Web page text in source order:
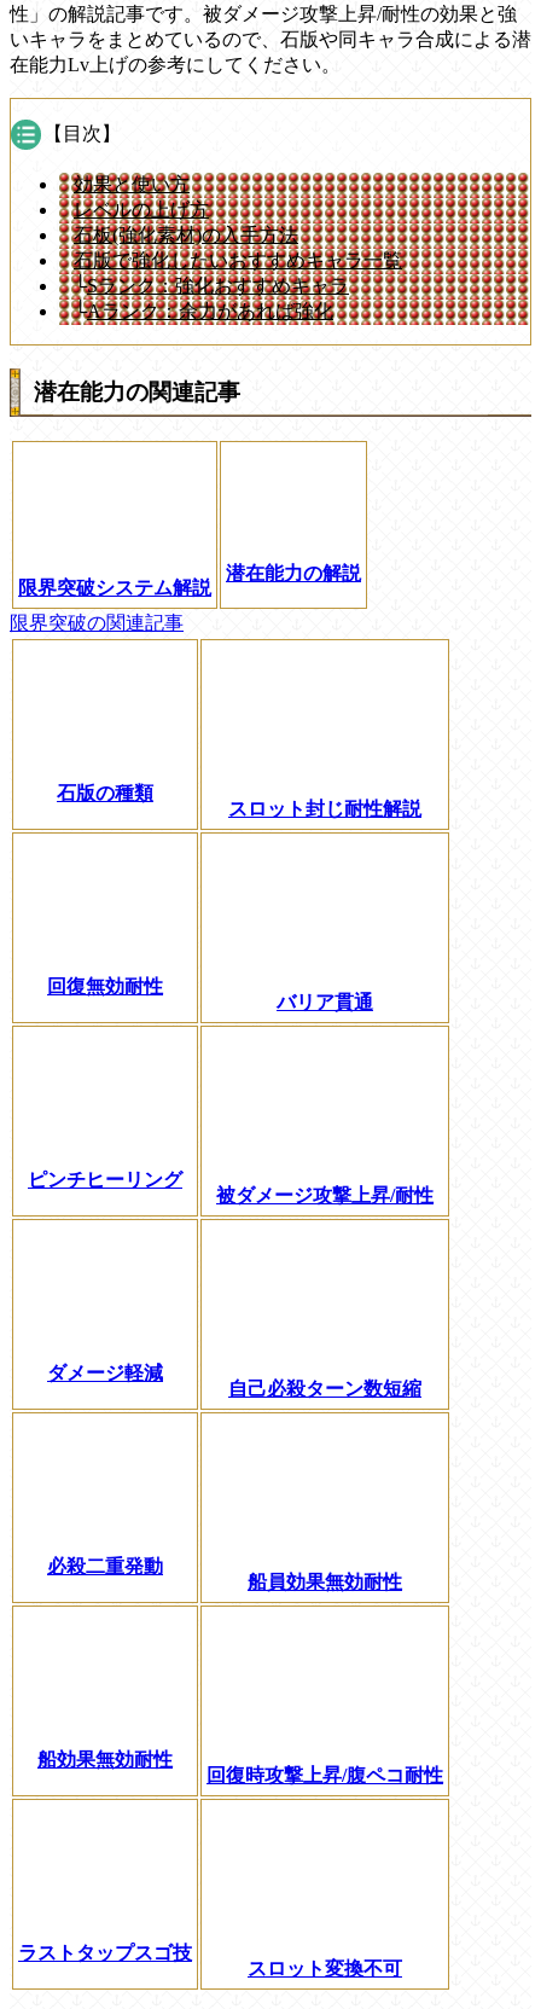
性」の解説記事です。被ダメージ攻撃上昇/耐性の効果と強
いキャラをまとめているので、石版や同キャラ合成による潜
在能力Lv上げの参考にしてください。
【目次】
効果と使い方
レベルの上げ方
石板(強化素材)の入手方法
石版で強化したいおすすめキャラ一覧
└Sランク：強化おすすめキャラ
└Aランク：余力があれば強化
潜在能力の関連記事
限界突破システム解説
潜在能力の解説
限界突破の関連記事
石版の種類
スロット封じ耐性解説
回復無効耐性
バリア貫通
ピンチヒーリング
被ダメージ攻撃上昇/耐性
ダメージ軽減
自己必殺ターン数短縮
必殺二重発動
船員効果無効耐性
船効果無効耐性
回復時攻撃上昇/腹ペコ耐性
ラストタップスゴ技
スロット変換不可